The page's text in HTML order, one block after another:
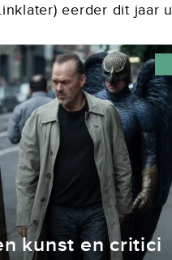
eerder dit jaar
met name Ethan
kunst en critici